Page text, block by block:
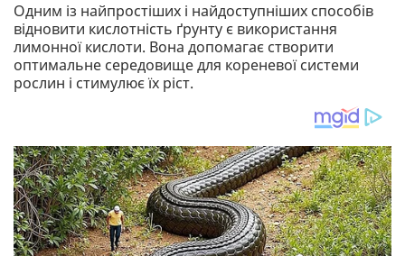
Одним із найпростіших і найдоступніших способів
відновити кислотність ґрунту є використання
лимонної кислоти. Вона допомагає створити
оптимальне середовище для кореневої системи
рослин і стимулює їх ріст.